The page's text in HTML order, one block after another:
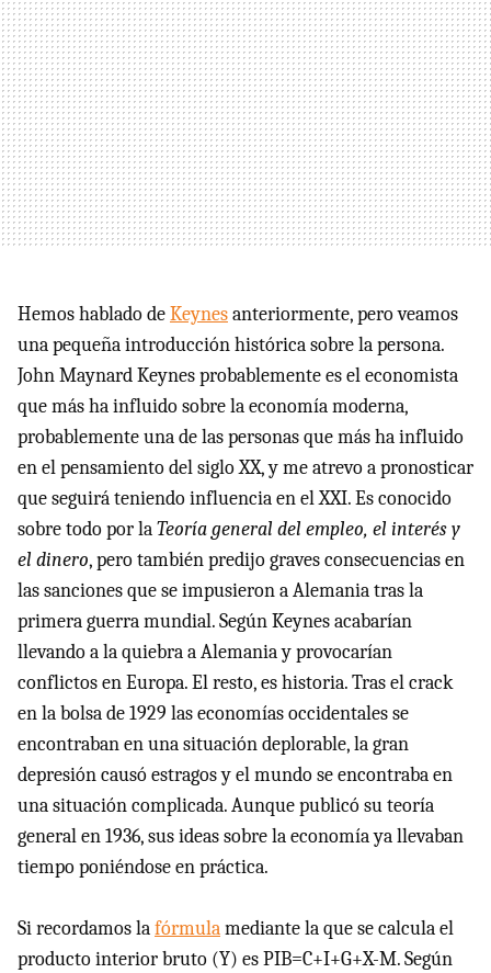
Hemos hablado deKeynesanteriormente, pero veamos
una pequeña introducción histórica sobre la persona.
John Maynard Keynes probablemente es el economista
que más ha influido sobre la economía moderna,
probablemente una de las personas que más ha influido
en el pensamiento del siglo XX, y me atrevo a pronosticar
que seguirá teniendo influencia en elXXI. Es conocido
sobre todo por laTeoría general del empleo, el interés y
el dinero, pero también predijo graves consecuencias en
las sanciones que se impusieron a Alemania tras la
primera guerra mundial. Según Keynes acabarían
llevando a la quiebra a Alemania y provocarían
conflictos en Europa. El resto, es historia. Tras el crack
en la bolsa de 1929 las economías occidentales se
encontraban en una situación deplorable, la gran
depresión causó estragos y el mundo se encontraba en
una situación complicada. Aunque publicó su teoría
general en 1936, sus ideas sobre la economía ya llevaban
tiempo poniéndose en práctica.
Si recordamos lafórmulamediante la que se calcula el
producto interior bruto (Y) es PIB=C+I+G+X-M. Según